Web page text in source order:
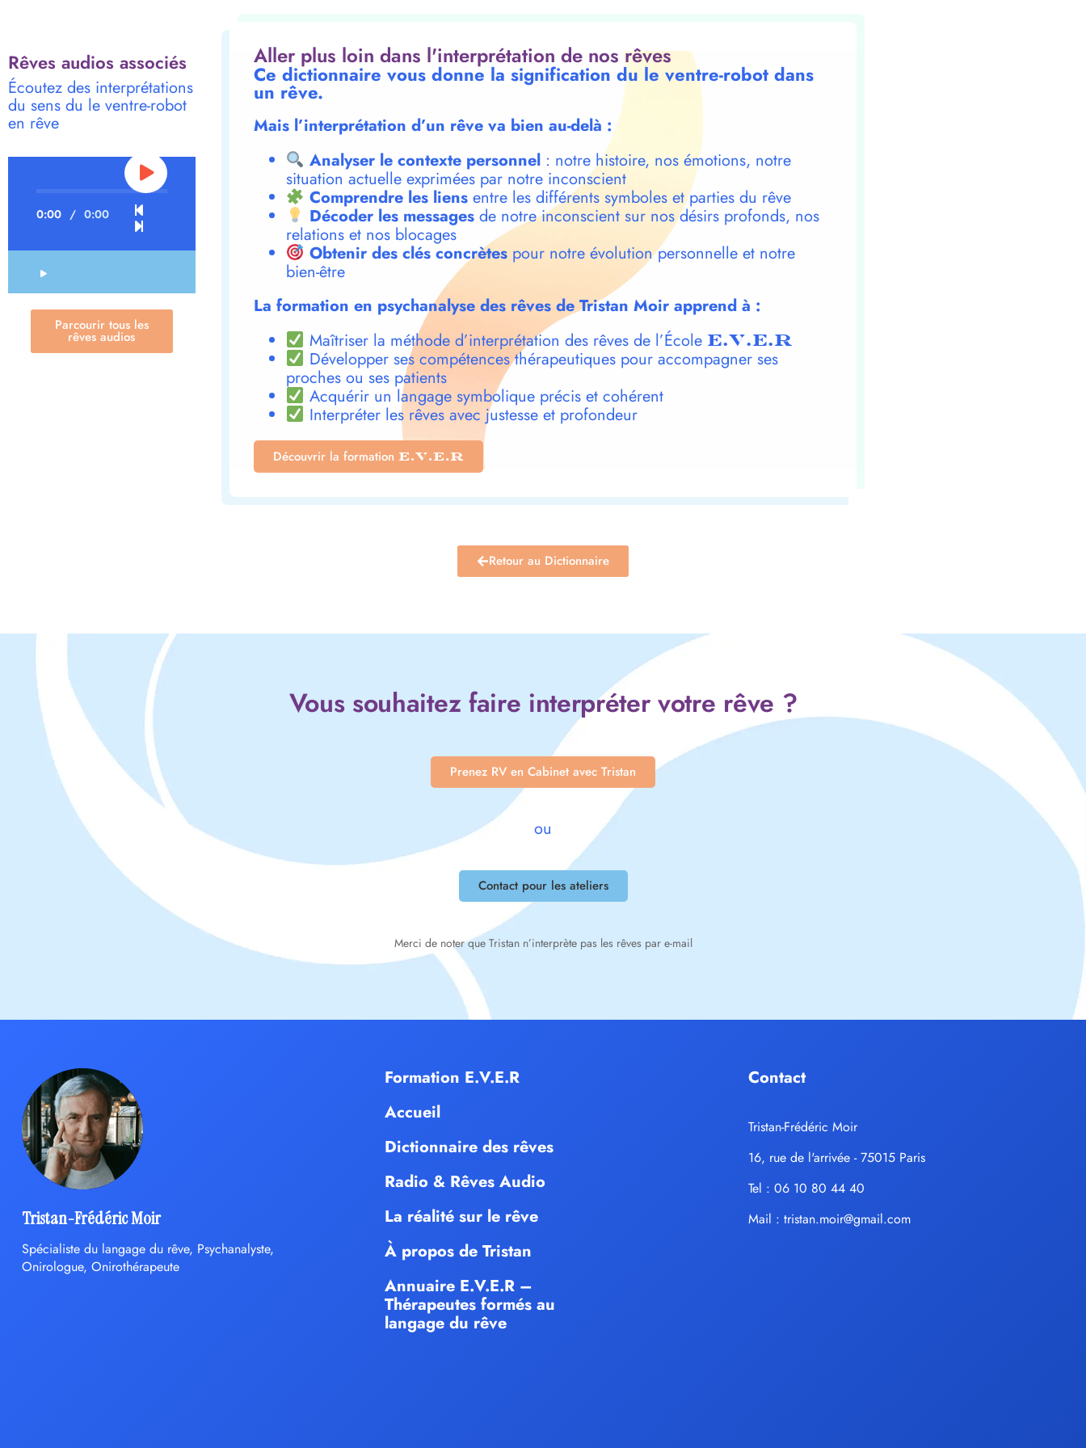
Rêves audios associés
Écoutez des interprétations
du sens du le ventre-robot
en rêve
0:00 / 0:00
Parcourir tous les
rêves audios
Aller plus loin dans l'interprétation de nos rêves
Ce dictionnaire vous donne la signification du le ventre-robot dans
un rêve.
Mais l’interprétation d’un rêve va bien au-delà :
Analyser le contexte personnel: notre histoire, nos émotions, notre
situation actuelle exprimées par notre inconscient
Comprendre les liensentre les différents symboles et parties du rêve
Décoder les messagesde notre inconscient sur nos désirs profonds, nos
relations et nos blocages
Obtenir des clés concrètespour notre évolution personnelle et notre
bien-être
La formation en psychanalyse des rêves de Tristan Moir apprend à :
Maîtriser la méthode d’interprétation des rêves de l’École E.V.E.R
Développer ses compétences thérapeutiques pour accompagner ses
proches ou ses patients
Acquérir un langage symbolique précis et cohérent
Interpréter les rêves avec justesse et profondeur
Découvrir la formation E.V.E.R
Retour au Dictionnaire
Vous souhaitez faire interpréter votre rêve ?
Prenez RV en Cabinet avec Tristan
ou
Contact pour les ateliers
Merci de noter que Tristan n’interprète pas les rêves par e-mail
Tristan-Frédéric Moir
Spécialiste du langage du rêve, Psychanalyste,
Onirologue, Onirothérapeute
Formation E.V.E.R
Accueil
Dictionnaire des rêves
Radio & Rêves Audio
La réalité sur le rêve
À propos de Tristan
Annuaire E.V.E.R –
Thérapeutes formés au
langage du rêve
Contact
Tristan-Frédéric Moir
16, rue de l'arrivée - 75015 Paris
Tel : 06 10 80 44 40
Mail :tristan.moir@gmail.com